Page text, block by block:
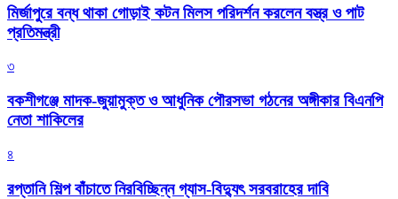
মির্জাপুরে বন্ধ থাকা গোড়াই কটন মিলস পরিদর্শন করলেন বস্ত্র ও পাট
প্রতিমন্ত্রী
৩
বকশীগঞ্জে মাদক-জুয়ামুক্ত ও আধুনিক পৌরসভা গঠনের অঙ্গীকার বিএনপি
নেতা শাকিলের
৪
রপ্তানি শিল্প বাঁচাতে নিরবিচ্ছিন্ন গ্যাস-বিদ্যুৎ সরবরাহের দাবি